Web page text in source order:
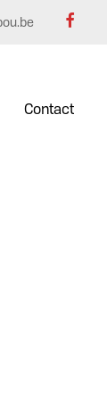
Contact